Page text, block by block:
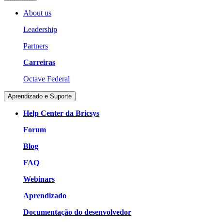
About us
Leadership
Partners
Carreiras
Octave Federal
Aprendizado e Suporte
Help Center da Bricsys
Forum
Blog
FAQ
Webinars
Aprendizado
Documentação do desenvolvedor